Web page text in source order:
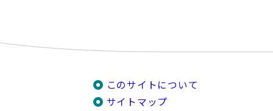
このサイトについて
サイトマップ